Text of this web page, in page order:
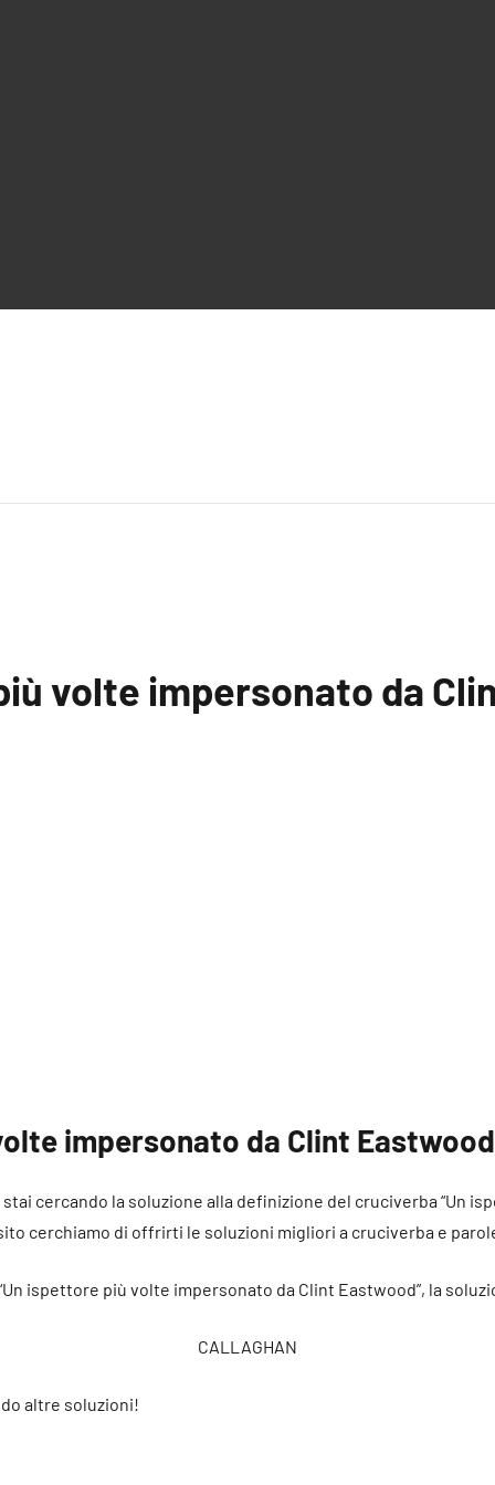
volte impersonato da
impersonato da Clint
cercando la soluzione alla definizione del cruciverba “Un
cerchiamo di offrirti le soluzioni migliori a cruciverba e
ispettore più volte impersonato da Clint Eastwood”, la
CALLAGHAN
altre soluzioni!